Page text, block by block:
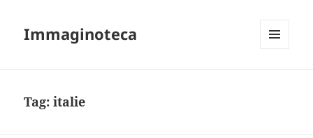
Immaginoteca
Tag:italie